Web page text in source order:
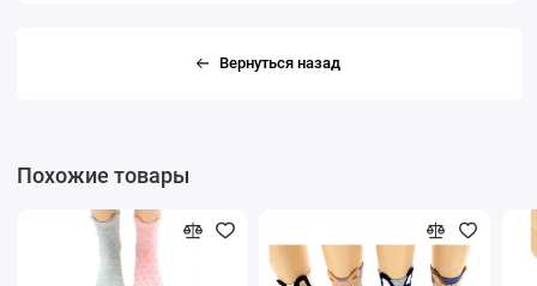
Вернуться назад
Похожие товары